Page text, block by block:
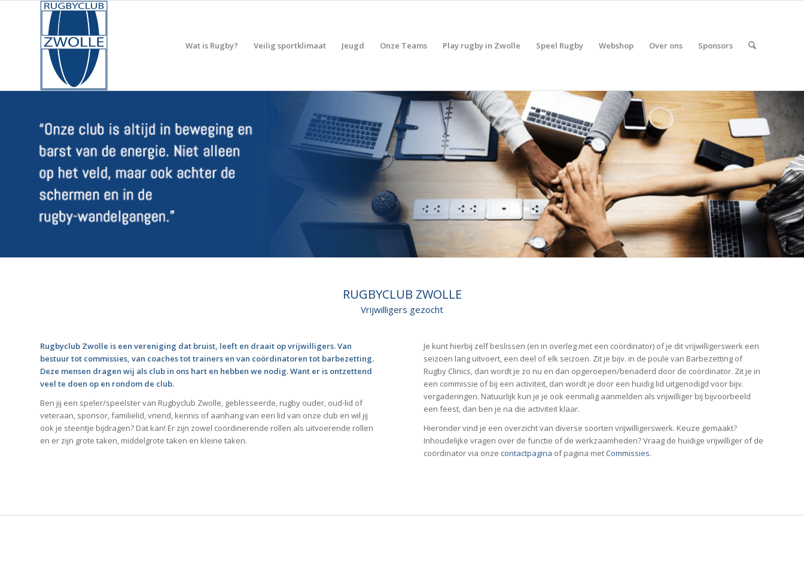
Wat is Rugby? Veilig sportklimaat Jeugd Onze Teams Play rugby in Zwolle Speel Rugby Webshop Over ons Sponsors
RUGBYCLUB ZWOLLE
Vrijwilligers gezocht
Rugbyclub Zwolle is een vereniging dat bruist, leeft en draait op vrijwilligers. Van
bestuur tot commissies, van coaches tot trainers en van coördinatoren tot barbezetting.
Deze mensen dragen wij als club in ons hart en hebben we nodig. Want er is ontzettend
veel te doen op en rondom de club.
Ben jij een speler/speelster van Rugbyclub Zwolle, geblesseerde, rugby ouder, oud-lid of
veteraan, sponsor, familielid, vriend, kennis of aanhang van een lid van onze club en wil jij
ook je steentje bijdragen? Dat kan! Er zijn zowel coördinerende rollen als uitvoerende rollen
en er zijn grote taken, middelgrote taken en kleine taken.
Je kunt hierbij zelf beslissen (en in overleg met een coördinator) of je dit vrijwilligerswerk een
seizoen lang uitvoert, een deel of elk seizoen. Zit je bijv. in de poule van Barbezetting of
Rugby Clinics, dan wordt je zo nu en dan opgeroepen/benaderd door de coördinator. Zit je in
een commissie of bij een activiteit, dan wordt je door een huidig lid uitgenodigd voor bijv.
vergaderingen. Natuurlijk kun je je ook eenmalig aanmelden als vrijwilliger bij bijvoorbeeld
een feest, dan ben je na die activiteit klaar.
Hieronder vind je een overzicht van diverse soorten vrijwilligerswerk. Keuze gemaakt?
Inhoudelijke vragen over de functie of de werkzaamheden? Vraag de huidige vrijwilliger of de
coördinator via onzecontactpagina of pagina metCommissies.